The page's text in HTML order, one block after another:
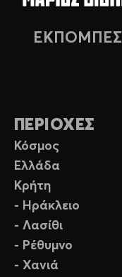
ΕΚΠΟΜΠΕΣ
ΠΕΡΙΟΧΕΣ
Κόσμος
Ελλάδα
Κρήτη
- Ηράκλειο
- Λασίθι
- Ρέθυμνο
- Χανιά